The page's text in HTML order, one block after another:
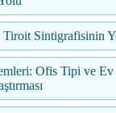
Tiroit Sintigrafisinin
Ofis Tipi ve